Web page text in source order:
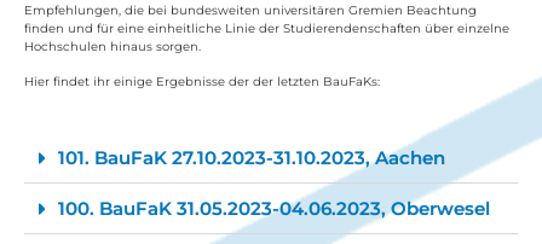
Empfehlungen, die bei bundesweiten universitären Gremien Beachtung
finden und für eine einheitliche Linie der Studierendenschaften über einzelne
Hochschulen hinaus sorgen.
Hier findet ihr einige Ergebnisse der der letzten BauFaKs:
101. BauFaK 27.10.2023-31.10.2023, Aachen​
100. BauFaK 31.05.2023-04.06.2023, Oberwesel